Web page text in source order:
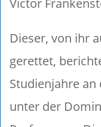
Victor
Dieser, von ihr
gerettet,
Studienjahre
unter der